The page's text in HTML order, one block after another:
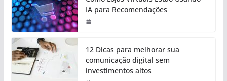
IA para Recomendações
12 Dicas para melhorar sua
comunicação digital sem
investimentos altos